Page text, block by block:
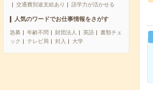
交通費別途支給あり
語学力が活かせる
人気のワードでお仕事情報をさがす
急募 年齢不問 財団法人 英語
書類チェ
ック
テレビ局 封入 大学